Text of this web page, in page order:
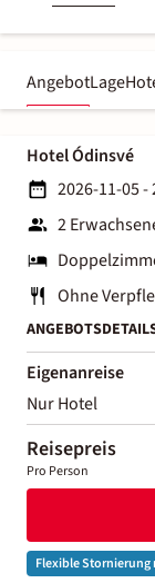
AngebotLage
Hotel Ódinsvé
2026-11-05 -
2
Ohne
Eigenanreise
Nur Hotel
Reisepreis
Pro Person
Flexible Stornierung